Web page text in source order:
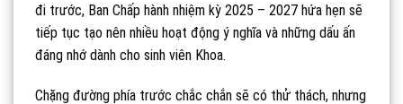
đi trước, Ban Chấp hành nhiệm kỳ 2025 – 2027 hứa hẹn sẽ
tiếp tục tạo nên nhiều hoạt động ý nghĩa và những dấu ấn
đáng nhớ dành cho sinh viên Khoa.
Chặng đường phía trước chắc chắn sẽ có thử thách, nhưng